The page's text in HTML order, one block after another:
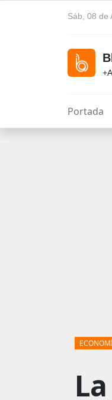
Sáb, 08 de
Portada